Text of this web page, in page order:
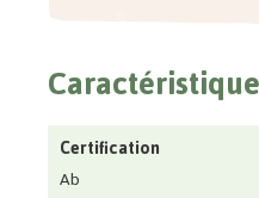
Certification
Ab